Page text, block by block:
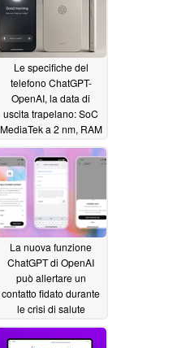
Le specifiche del
telefono ChatGPT-
OpenAI, la data di
uscita trapelano: SoC
MediaTek a 2 nm, RAM
LPDDR6, memoria
UFS 5.0 e altro ancora
05/20/2026
La nuova funzione
ChatGPT di OpenAI
può allertare un
contatto fidato durante
le crisi di salute
mentale05/09/2026